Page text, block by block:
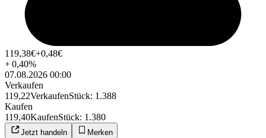
119,38€+0,48€
+0,40%
07.08.2026 00:00
Verkaufen
119,22VerkaufenStück: 1.388
Kaufen
119,40KaufenStück: 1.380
Jetzt handeln Merken